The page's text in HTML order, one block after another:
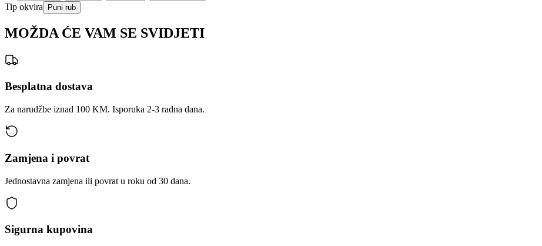
Tip okvira Puni rub
MOŽDA ĆE VAM SE SVIDJETI
Besplatna dostava
Za narudžbe iznad 100 KM. Isporuka 2-3 radna dana.
Zamjena i povrat
Jednostavna zamjena ili povrat u roku od 30 dana.
Sigurna kupovina